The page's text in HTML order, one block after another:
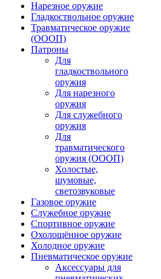
Нарезное оружие
Гладкоствольное оружие
Травматическое оружие
(ОООП)
Патроны
Для
гладкоствольного
оружия
Для нарезного
оружия
Для служебного
оружия
Для
травматического
оружия (ОООП)
Холостые,
шумовые,
светозвуковые
Газовое оружие
Служебное оружие
Спортивное оружие
Охолощённое оружие
Холодное оружие
Пневматическое оружие
Аксессуары для